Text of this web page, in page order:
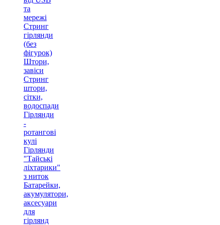
та
мережі
Стринг
гірлянди
(без
фігурок)
Штори,
завіси
Стринг
штори,
сітки,
водоспади
Гірлянди
-
ротангові
кулі
Гірлянди
"Тайські
ліхтарики"
з ниток
Батарейки,
акумулятори,
аксесуари
для
гірлянд